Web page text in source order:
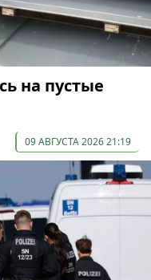
на пустые
09 АВГУСТА 2026 21:19